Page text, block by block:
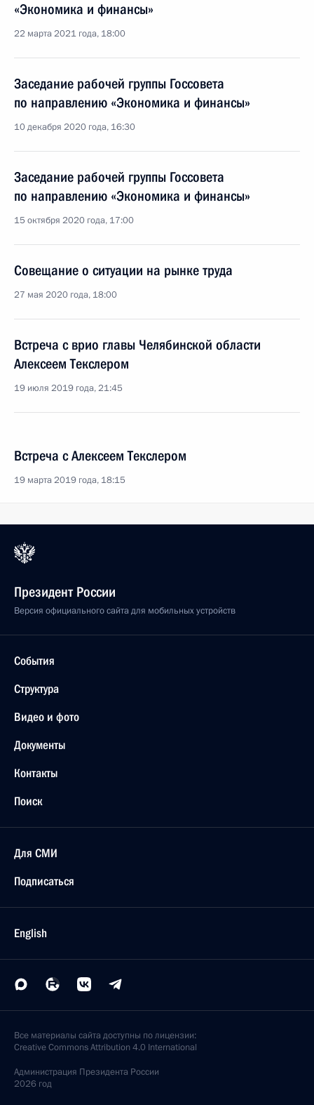
«Экономика и финансы»
22 марта 2021 года, 18:00
Заседание рабочей группы Госсовета
по направлению «Экономика и финансы»
10 декабря 2020 года, 16:30
Заседание рабочей группы Госсовета
по направлению «Экономика и финансы»
15 октября 2020 года, 17:00
Совещание о ситуации на рынке труда
27 мая 2020 года, 18:00
Встреча с врио главы Челябинской области
Алексеем Текслером
19 июля 2019 года, 21:45
Встреча с Алексеем Текслером
19 марта 2019 года, 18:15
Президент России
Версия официального сайта для мобильных устройств
События
Структура
Видео и фото
Документы
Контакты
Поиск
Для СМИ
Подписаться
English
Все материалы сайта доступны по лицензии:
Creative Commons Attribution 4.0 International
Администрация Президента России
2026 год